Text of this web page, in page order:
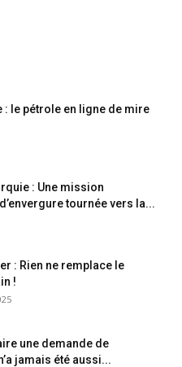
: le pétrole en ligne de mire
: Une mission
tournée vers la...
: Rien ne remplace le
!
une demande de
jamais été aussi...